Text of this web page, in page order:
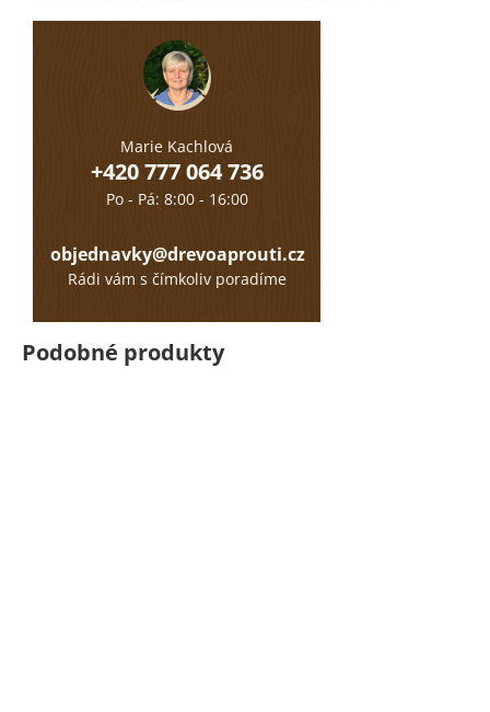
Marie Kachlová
+420 777 064 736
Po - Pá: 8:00 - 16:00
objednavky@drevoaprouti.cz
Rádi vám s čímkoliv poradíme
Podobné produkty